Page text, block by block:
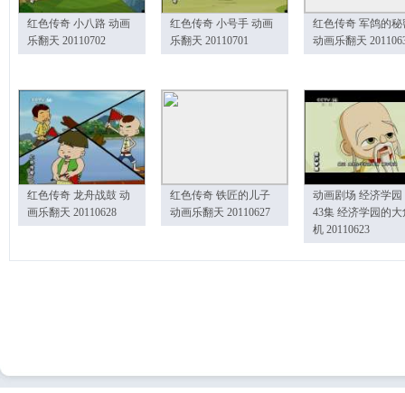
红色传奇 小八路 动画
乐翻天 20110702
红色传奇 小号手 动画
乐翻天 20110701
红色传奇 军鸽的秘
动画乐翻天
红色传奇 龙舟战鼓 动
画乐翻天 20110628
红色传奇 铁匠的儿子
动画乐翻天 20110627
动画剧场 经济学园
43集 经济学园的大
机 20110623